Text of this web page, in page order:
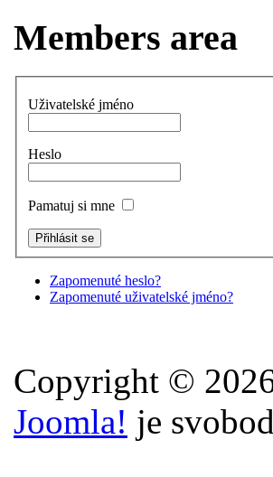
Members area
Uživatelské jméno
Heslo
Pamatuj si mne
Zapomenuté heslo?
Zapomenuté uživatelské jméno?
Copyright ©
Joomla! je